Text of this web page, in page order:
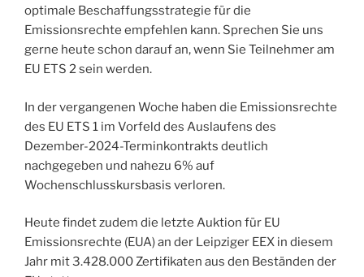
optimale Beschaffungsstrategie für die
Emissionsrechte empfehlen kann. Sprechen Sie uns
gerne heute schon darauf an, wenn Sie Teilnehmer am
EU ETS 2 sein werden.
In der vergangenen Woche haben die Emissionsrechte
des EU ETS 1 im Vorfeld des Auslaufens des
Dezember-2024-Terminkontrakts deutlich
nachgegeben und nahezu 6% auf
Wochenschlusskursbasis verloren.
Heute findet zudem die letzte Auktion für EU
Emissionsrechte (EUA) an der Leipziger EEX in diesem
Jahr mit 3.428.000 Zertifikaten aus den Beständen der